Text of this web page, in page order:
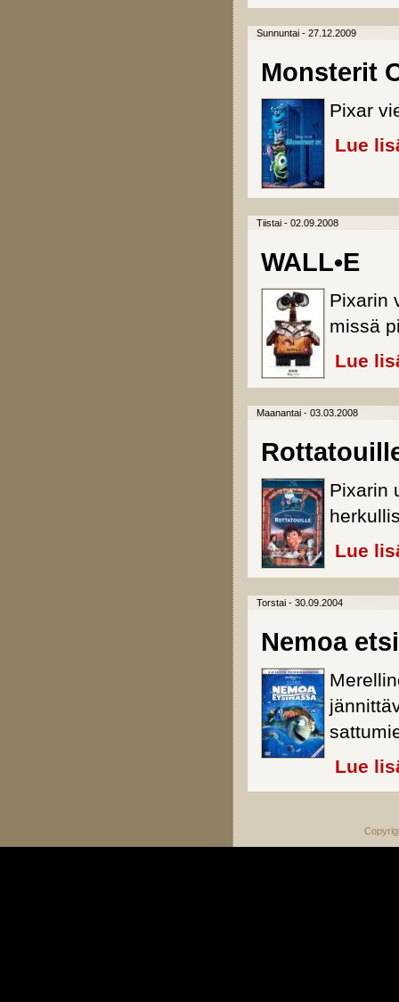
Sunnuntai - 27.12.2009
Monsterit
Pixar
Lue
Tiistai - 02.09.2008
WALL•E
Pixarin
missä
Lue
Maanantai - 03.03.2008
Pixarin
Lue
Torstai - 30.09.2004
Nemoa
Lue